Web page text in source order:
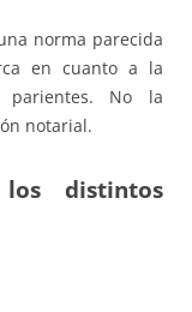
norma parecida
en cuanto a la
parientes. No la
notarial.
distintos